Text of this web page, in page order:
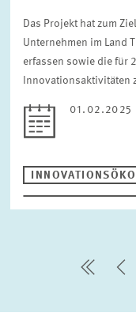
Das Projekt hat zum
Unternehmen im Land
erfassen sowie die für
Innovationsaktivitäten
erste